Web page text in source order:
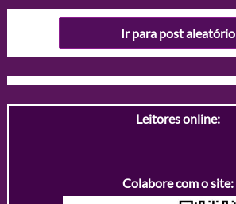
Ir para post aleatório
Leitores online:
Colabore com o site: